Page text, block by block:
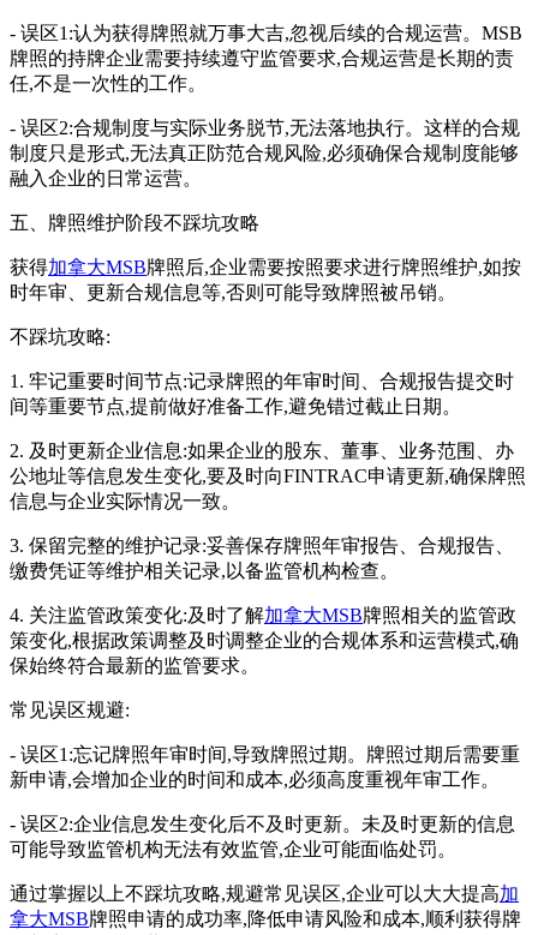
- 误区1:认为获得牌照就万事大吉,忽视后续的合规运营。MSB
牌照的持牌企业需要持续遵守监管要求,合规运营是长期的责
任,不是一次性的工作。
- 误区2:合规制度与实际业务脱节,无法落地执行。这样的合规
制度只是形式,无法真正防范合规风险,必须确保合规制度能够
融入企业的日常运营。
五、牌照维护阶段不踩坑攻略
获得加拿大MSB牌照后,企业需要按照要求进行牌照维护,如按
时年审、更新合规信息等,否则可能导致牌照被吊销。
不踩坑攻略:
1. 牢记重要时间节点:记录牌照的年审时间、合规报告提交时
间等重要节点,提前做好准备工作,避免错过截止日期。
2. 及时更新企业信息:如果企业的股东、董事、业务范围、办
公地址等信息发生变化,要及时向FINTRAC申请更新,确保牌照
信息与企业实际情况一致。
3. 保留完整的维护记录:妥善保存牌照年审报告、合规报告、
缴费凭证等维护相关记录,以备监管机构检查。
4. 关注监管政策变化:及时了解加拿大MSB牌照相关的监管政
策变化,根据政策调整及时调整企业的合规体系和运营模式,确
保始终符合最新的监管要求。
常见误区规避:
- 误区1:忘记牌照年审时间,导致牌照过期。牌照过期后需要重
新申请,会增加企业的时间和成本,必须高度重视年审工作。
- 误区2:企业信息发生变化后不及时更新。未及时更新的信息
可能导致监管机构无法有效监管,企业可能面临处罚。
通过掌握以上不踩坑攻略,规避常见误区,企业可以大大提高加
拿大MSB牌照申请的成功率,降低申请风险和成本,顺利获得牌